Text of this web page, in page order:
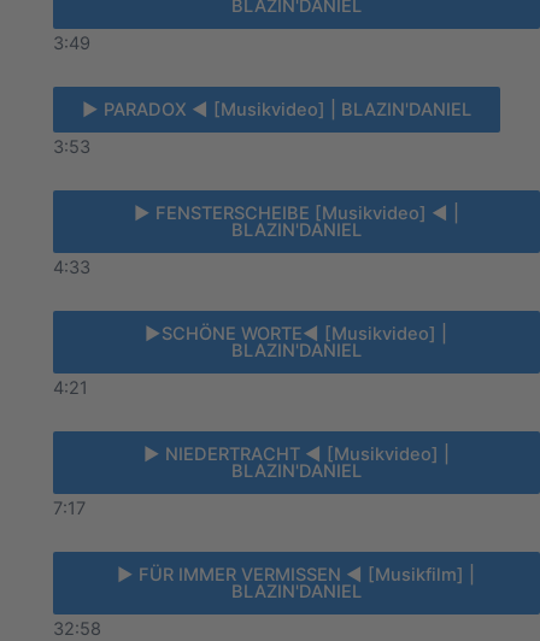
BLAZIN'DANIEL
3:49
► PARADOX ◄ [Musikvideo] | BLAZIN'DANIEL
3:53
► FENSTERSCHEIBE [Musikvideo] ◄ |
BLAZIN'DANIEL
4:33
►SCHÖNE WORTE◄ [Musikvideo] |
BLAZIN'DANIEL
4:21
► NIEDERTRACHT ◄ [Musikvideo] |
BLAZIN'DANIEL
7:17
► FÜR IMMER VERMISSEN ◄ [Musikfilm] |
BLAZIN'DANIEL
32:58